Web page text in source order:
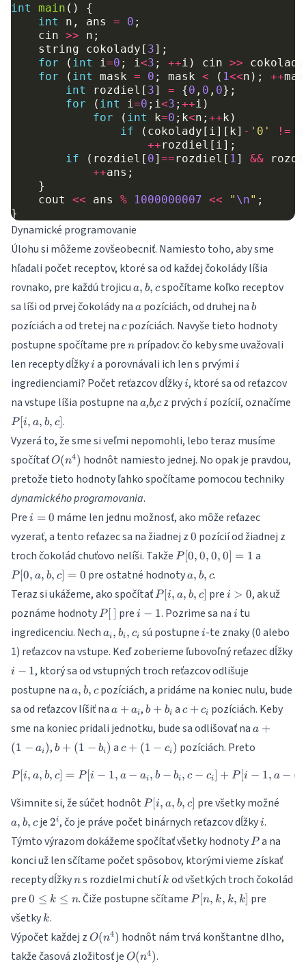
int main ()
{
int
n , ans = 0 ;
cin >> n ;
string
cokolady [ 3];
for
( int i=0 ; i<3 ; ++i ) cin >> cokolady
for
( int mask = 0 ; mask < ( 1<<n ); ++
int
rozdiel [ 3] = {0 , 0 , 0};
for
( int i=0 ; i<3 ; ++i )
for
( int k=0 ; k<n ; ++k )
if
( cokolady [ i][ k] - '0' !=
++rozdiel [ i];
if
( rozdiel [ 0] ==rozdiel [ 1] &&
++ans ;
}
cout
<< ans % 1000000007 << " \n" ;
}
Dynamické programovanie
Úlohu si môžeme zovšeobecniť. Namiesto toho, aby sme
hľadali počet receptov, ktoré sa od každej čokolády líšia
rovnako, pre každú trojicu a,b,c
a, b, cspočítame koľko receptov
sa líši od prvej čokolády na a
a pozíciách, od druhej na b
b
pozíciách a od tretej na c
cpozíciách. Navyše tieto hodnoty
postupne spočítame pre n
n prípadov: čo keby sme uvažovali
len recepty dĺžkyi
i a porovnávali ich len s prvými i
i
ingredienciami? Počet reťazcov dĺžkyi
i, ktoré sa od reťazcov
na vstupe líšia postupne na a
a,b
b,c
cz prvých i
i pozícií, označíme
P [i, a, b, c] .
Vyzerá to, že sme si veľmi nepomohli, lebo teraz musíme
spočítaťO(n^4)
O(n4) hodnôt namiesto jednej. No opak je pravdou,
pretože tieto hodnoty ľahko spočítame pomocou techniky
dynamického programovania.
Pre i
0
i = 0 máme len jednu možnosť, ako môže reťazec
vyzerať, a tento reťazec sa na žiadnej z 0
0 pozícií od žiadnej z
troch čokolád chuťovo nelíši. Takže P[0,0,0,0]
= 1
P [0, 0, 0, 0 = 1 a
P [0, a, b, c] = 0 pre ostatné hodnotya,b,c
a, b, c.
Teraz si ukážeme, ako spočítať P[i,a,b,c]
P [i, a, b, c] pre i>0
i > 0, ak už
poznáme hodnoty P[\,]
P prei-
i − 1. Pozrime sa na i
i tu
ingredicenciu. Nech a_i,b_i,c_i
ai, bi , ci sú postupne i
i-te znaky (0 alebo
1) reťazcov na vstupe. Keď zoberieme ľubovoľný reťazec dĺžky
i − 1, ktorý sa od vstupných troch reťazcov odlišuje
postupne na a,
c
a, b, cpozíciách, a pridáme na koniec nulu, bude
sa od reťazcov líšiť na a
a_i
a + ai,b
b_i
b + bi a c
c_i
c + ci pozíciách. Keby
sme na koniec pridali jednotku, bude sa odlišovať na a +
a_i)
a +
(1 − ai),b +
b_i)
b + (1 − bi) ac +
c_i)
c + (1 − ci) pozíciách. Preto
P[i,a,b,c] = P[i-1,a-a_i,b-
P [i, a, b, c] = P [i − 1, a − ai, b − bi, c − ci + P [i − 1, a − (
Všimnite si, že súčet hodnôt P[i,a,b,c]
P [i, a, b, c] pre všetky možné
a, b, cje 2^i
2i , čo je práve počet binárnych reťazcov dĺžkyi
i.
Týmto výrazom dokážeme spočítať všetky hodnoty P
P a na
konci už len sčítame počet spôsobov, ktorými vieme získať
recepty dĺžkyn
ns rozdielmi chutík
k od všetkých troch čokolád
pre 0
\leq
k
\leq
n
0 ≤ k ≤ n. Čiže postupne sčítameP[n,k,k,k]
P [n, k, k, k pre
všetky k
k.
Výpočet každej z O(n^4)
O(n4) hodnôt nám trvá konštantne dlho,
takže časová zložitosť je O(n^4)
O(n4).